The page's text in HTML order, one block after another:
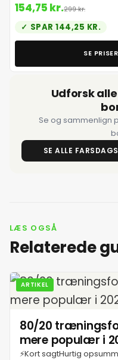
154,75 kr.299 kr.
SPAR 144,25 KR.
SE PRISER
Udforsk
Se og sammenlign
SE ALLE
LÆS OGSÅ
Relaterede
ARTIKEL
80/20
mere populær i
⚡Kort sagtHurtig